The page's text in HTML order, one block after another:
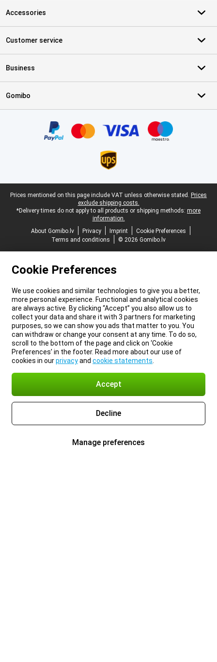
Accessories
Customer service
Business
Gomibo
Legal footer
Prices mentioned on this page include VAT unless otherwise stated. Prices
exclude shipping costs.
*Delivery times do not apply to all products or shipping methods: more
information.
About Gomibo.lv
Privacy Imprint
Cookie Preferences
Terms and conditions
© 2026 Gomibo.lv
Cookie Preferences
We use cookies and similar technologies to give you a better,
more personal experience. Functional and analytical cookies
are always active. By clicking “Accept” you also allow us to
collect your data and share it with 3 partners for marketing
purposes, so we can show you ads that matter to you. You
can withdraw or change your consent at any time. To do so,
scroll to the bottom of the page and click on ‘Cookie
Preferences’ in the footer. Read more about our use of
cookies in ourprivacyand cookie statements
Accept
Decline
Manage preferences